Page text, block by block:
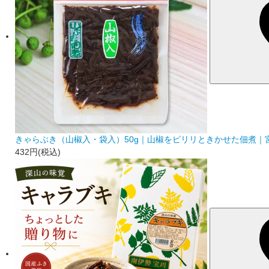
きゃらぶき（山椒入・袋入）50g｜山椒をピリリときかせた佃煮｜
432円(税込)